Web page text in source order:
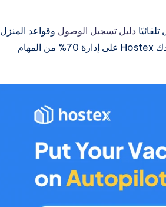
دليل تسجيل الوصول وقواعد المنزل
للضيوف في الوقت المناسب. بفضل الرسائل الآلية وسير العمل الذكي، تساعدك Hostex على إدارة 70% من المهام